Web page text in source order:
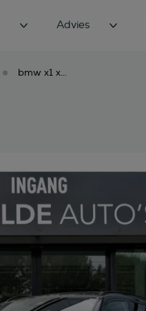
Advies
bmw x1 xdrive25e m-sport